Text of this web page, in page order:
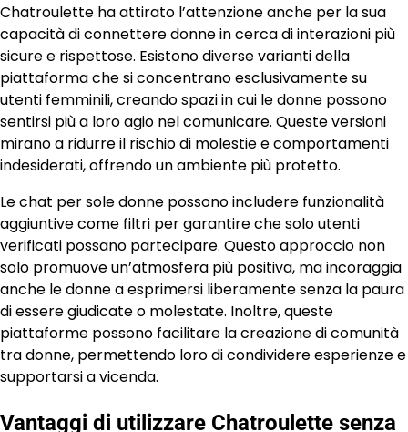
Chatroulette ha attirato l’attenzione anche per la sua
capacità di connettere donne in cerca di interazioni più
sicure e rispettose. Esistono diverse varianti della
piattaforma che si concentrano esclusivamente su
utenti femminili, creando spazi in cui le donne possono
sentirsi più a loro agio nel comunicare. Queste versioni
mirano a ridurre il rischio di molestie e comportamenti
indesiderati, offrendo un ambiente più protetto.
Le chat per sole donne possono includere funzionalità
aggiuntive come filtri per garantire che solo utenti
verificati possano partecipare. Questo approccio non
solo promuove un’atmosfera più positiva, ma incoraggia
anche le donne a esprimersi liberamente senza la paura
di essere giudicate o molestate. Inoltre, queste
piattaforme possono facilitare la creazione di comunità
tra donne, permettendo loro di condividere esperienze e
supportarsi a vicenda.
Vantaggi di utilizzare Chatroulette senza